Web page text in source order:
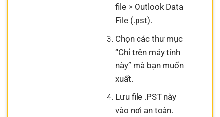
file > Outlook Data
File (.pst).
Chọn các thư mục
“Chỉ trên máy tính
này” mà bạn muốn
xuất.
Lưu file .PST này
vào nơi an toàn.